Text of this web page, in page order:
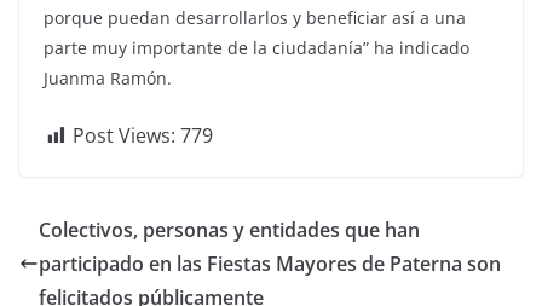
porque puedan desarrollarlos y beneficiar así a una
parte muy importante de la ciudadanía” ha indicado
Juanma Ramón.
Post Views: 779
Colectivos, personas y entidades que han
participado en las Fiestas Mayores de Paterna son
felicitados públicamente